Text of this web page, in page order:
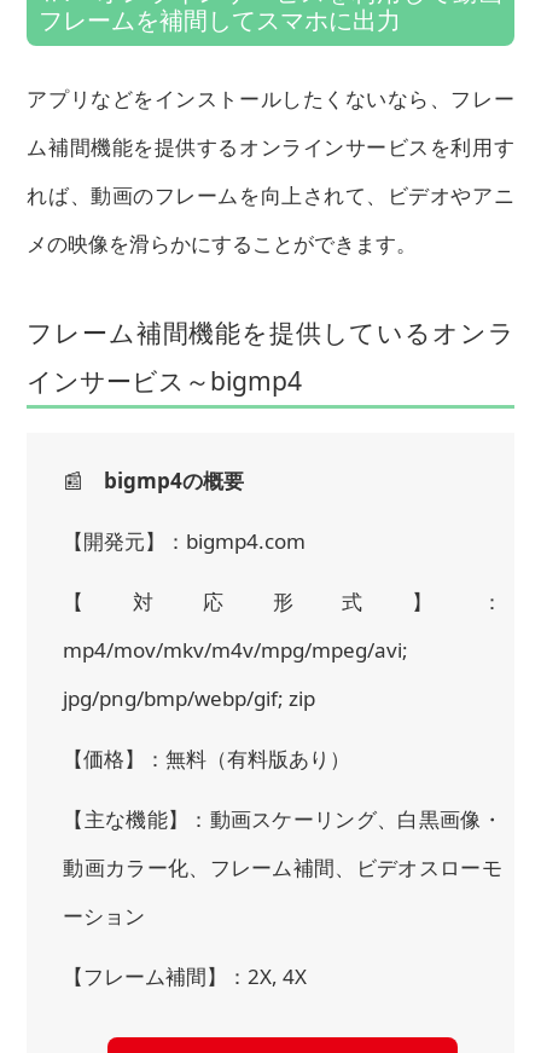
フレームを補間してスマホに出力
アプリなどをインストールしたくないなら、フレー
ム補間機能を提供するオンラインサービスを利用す
れば、動画のフレームを向上されて、ビデオやアニ
メの映像を滑らかにすることができます。
フレーム補間機能を提供しているオンラ
インサービス～bigmp4
📰 bigmp4の概要
【開発元】：bigmp4.com
【対応形式】：
mp4/mov/mkv/m4v/mpg/mpeg/avi;
jpg/png/bmp/webp/gif; zip
【価格】：無料（有料版あり）
【主な機能】：動画スケーリング、白黒画像・
動画カラー化、フレーム補間、ビデオスローモ
ーション
【フレーム補間】：2X, 4X